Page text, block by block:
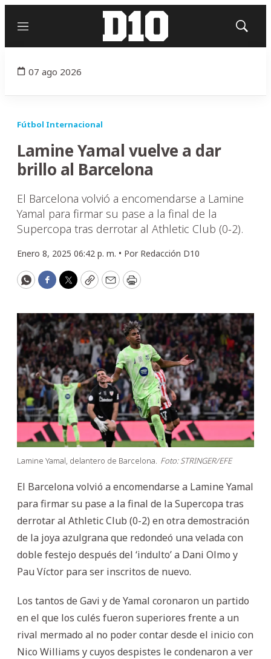
Menú
Mostrar
07 ago 2026
Fútbol Internacional
Lamine Yamal vuelve a dar
brillo al Barcelona
El Barcelona volvió a encomendarse a Lamine
Yamal para firmar su pase a la final de la
Supercopa tras derrotar al Athletic Club (0-2).
Enero 8, 2025 06:42 p. m. • Por Redacción D10
WhatsApp
Facebook
Twitter
CopyEmailPrint
Lamine Yamal, delantero de Barcelona. Foto: STRINGER/EFE
El Barcelona volvió a encomendarse a Lamine Yamal
para firmar su pase a la final de la Supercopa tras
derrotar al Athletic Club (0-2) en otra demostración
de la joya azulgrana que redondeó una velada con
doble festejo después del ‘indulto’ a Dani Olmo y
Pau Víctor para ser inscritos de nuevo.
Los tantos de Gavi y de Yamal coronaron un partido
en el que los culés fueron superiores frente a un
rival mermado al no poder contar desde el inicio con
Nico Williams y cuyos despistes le condenaron a ver